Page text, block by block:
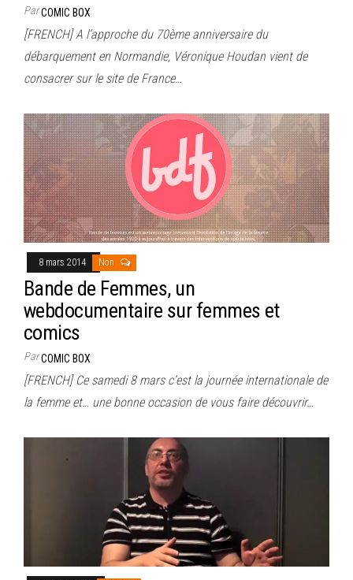
ParCOMIC BOX
[FRENCH] A l’approche du 70ème anniversaire du
débarquement en Normandie, Véronique Houdan vient de
consacrer sur le site de France…
8 mars 2014 Non
Bande de Femmes, un
webdocumentaire sur femmes et
comics
ParCOMIC BOX
[FRENCH] Ce samedi 8 mars c’est la journée internationale de
la femme et… une bonne occasion de vous faire découvrir…